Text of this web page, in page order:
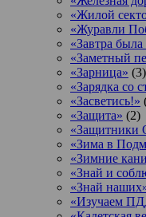
«Жилой
«Журавли
«Завтра
«Заметный
«Зарница» (3)
«Зарядка со
«Засветись!»
«Защита» (2)
«Защитники
«Зима в
«Зимние
«Знай и
«Знай
«Изучаем